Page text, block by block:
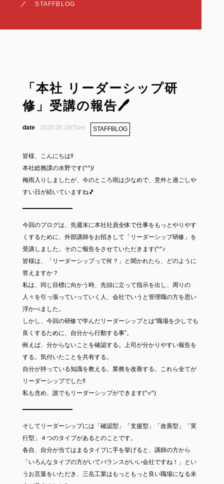
STAFFBLOG
「本社 リーダーシップ研
修」受講の報告🖊
2026.06.16(Tue) STAFFBLOG
皆様、こんにちは‼
本社総務課の水野です(^^)/
梅雨入りしましたが、今のところ雨は少なめで、意外と過ごしや
すい日が続いていますね🎵
今回のブログは、先週末に本社社員全体で仕事をもっとやりやす
くするために、外部講師をお招きして「リーダーシップ研修」を
受講しました。そのご報告をさせていただきます(^^♪
皆様は、「リーダーシップって何？」と聞かれたら、どのように
答えますか？
私は、同じ目標に向かう時、先頭に立って指示を出し、周りの
人々を引っ張っていっていく人、会社でいうと管理職の方を思い
浮かべました。
しかし、今回の研修で学んだリーダーシップとは“職場を少しでも
良くするために、自分から行動する事”。
例えば、分からないことを確認する。上司が分かりやすい報告を
する。気付いたことを共有する。
自分が持っている知識を教える。業務を改善する。これら全てが
リーダーシップでした‼
私も含め、誰でもリーダーシップができます(^○^)
そしてリーダーシップには「確認型」「支援型」「改善型」「実
行型」４つのタイプがあるとのことです。
各自、自分が当てはまるタイプに手を挙げると、講師の方から
「いろんなタイプの方がいてバランスがいい会社ですね！」とい
うお言葉をいただき、三岳工業はもっともっと良い職場になる未